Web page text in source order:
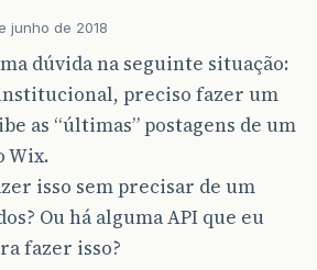
junho de 2018
dúvida na seguinte situação:
preciso fazer um
as “últimas” postagens de um
Wix.
isso sem precisar de um
Ou há alguma API que eu
fazer isso?